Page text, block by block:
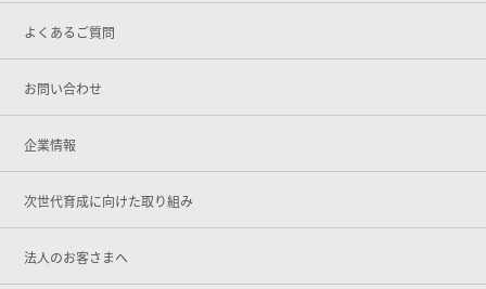
よくあるご質問
お問い合わせ
企業情報
次世代育成に向けた取り組み
法人のお客さまへ